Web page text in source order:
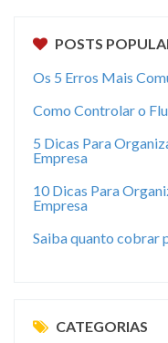
POSTS
Os 5 Erros Mais
Como Controlar o
5 Dicas Para
Empresa
10 Dicas Para
Empresa
Saiba quanto cobrar
CATEGORIAS